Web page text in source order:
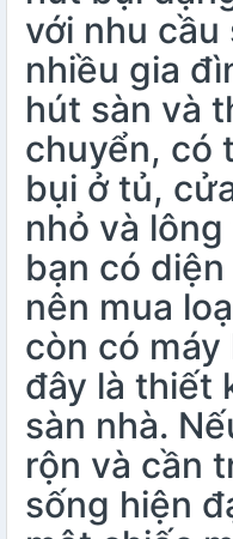
với nhu
nhiều gia
hút sàn và
chuyển, có
bụi ở tủ,
nhỏ và
bạn có
nên mua
còn có
đây là thiết
sàn nhà.
rộn và cần
sống hiện